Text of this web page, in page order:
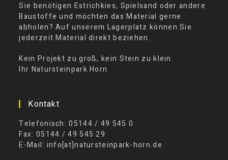
Sie benötigen Estrichkies, Spielsand oder andere
Baustoffe und möchten das Material gerne
abholen? Auf unserem Lagerplatz können Sie
jederzeit Material direkt beziehen.
Kein Projekt zu groß, kein Stein zu klein.
Ihr Natursteinpark Horn
Kontakt
Telefonisch: 05144 / 49 545 0
Fax: 05144 / 49 545 29
E-Mail: info[at]natursteinpark-horn.de